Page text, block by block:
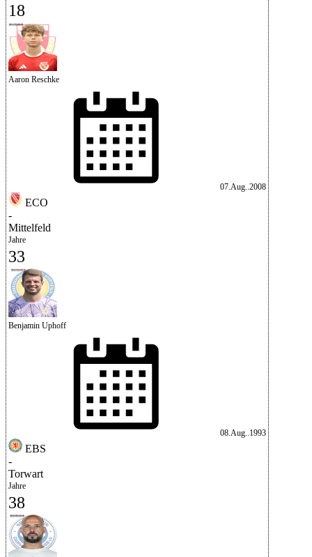
18
Aaron Reschke
07.Aug..2008
ECO
-
Mittelfeld
Jahre
33
Benjamin Uphoff
08.Aug..1993
EBS
-
Torwart
Jahre
38